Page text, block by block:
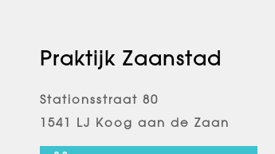
Praktijk Zaanstad
Stationsstraat 80
1541 LJ Koog aan de Zaan